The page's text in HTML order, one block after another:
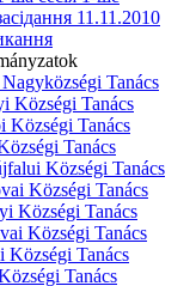
11.11.2010
Tanács
Községi Tanács
Községi Tanács
Tanács
Községi Tanács
Községi Tanács
Községi Tanács
Községi Tanács
Községi Tanács
Tanács